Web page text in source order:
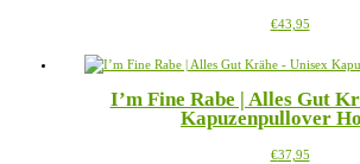
Optionen
auf
gewählt
€43,95Dieses
weist
Varianten
auf.
Optionen
I’m Fine Rabe | Alles Gut
Kapuzenpullover
€37,95Dieses